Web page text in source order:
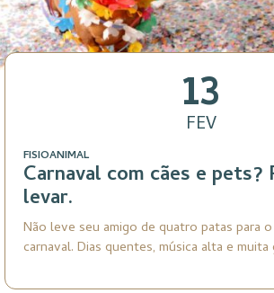
13
FEV
FISIOANIMAL
Carnaval com cães e pets?
levar.
Não leve seu amigo de quatro patas para
carnaval. Dias quentes, música alta e